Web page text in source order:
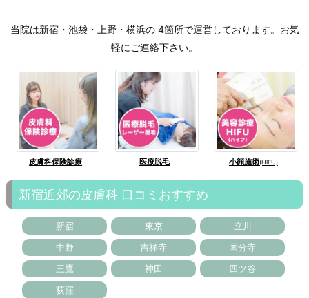
当院は新宿・池袋・上野・横浜の 4箇所で運営しております。お気
軽にご連絡下さい。
皮膚科保険診療 医療脱毛 小顔施術(HIFU)
新宿近郊の皮膚科 口コミおすすめ
新宿 東京
立川
中野
吉祥寺
国分寺
三鷹
神田
四ツ谷
荻窪